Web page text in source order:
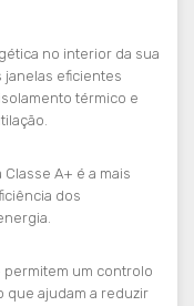
no interior da sua
janelas eficientes
térmico e
A+ é a mais
dos
permitem um controlo
que ajudam a reduzir